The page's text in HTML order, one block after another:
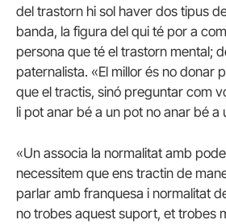
del trastorn hi sol haver dos tipus
banda, la figura del qui té por a
persona que té el trastorn mental;
paternalista. «El millor és no donar
que el tractis, sinó preguntar com
li pot anar bé a un pot no anar bé a
«Un associa la normalitat amb
necessitem que ens tractin de
parlar amb franquesa i normalitat
no trobes aquest suport, et trobes